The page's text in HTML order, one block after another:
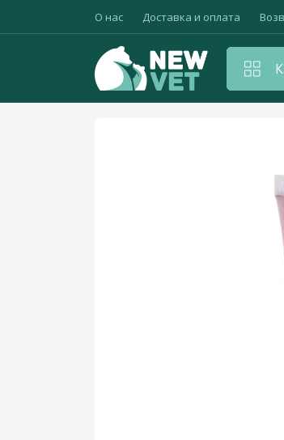
О нас Доставка и оплата
Вакцины, прививки,
Дерматологические
Главная Дерматологические